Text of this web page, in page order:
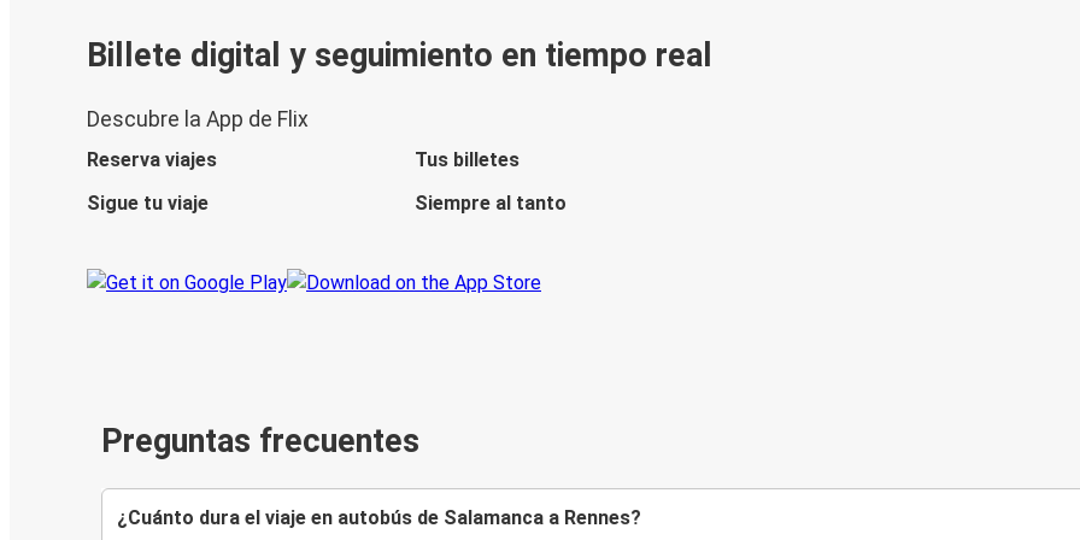
Billete digital y seguimiento en tiempo real
Descubre la App de Flix
Reserva viajes
Tus billetes
Sigue tu viaje
Siempre al tanto
Preguntas frecuentes
¿Cuánto dura el viaje en autobús de Salamanca a Rennes?